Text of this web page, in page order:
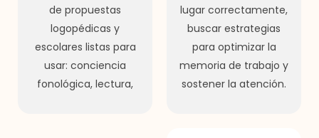
de propuestas
logopédicas y
escolares listas para
usar: conciencia
fonológica, lectura,
lugar correctamente,
buscar estrategias
para optimizar la
memoria de trabajo y
sostener la atención.